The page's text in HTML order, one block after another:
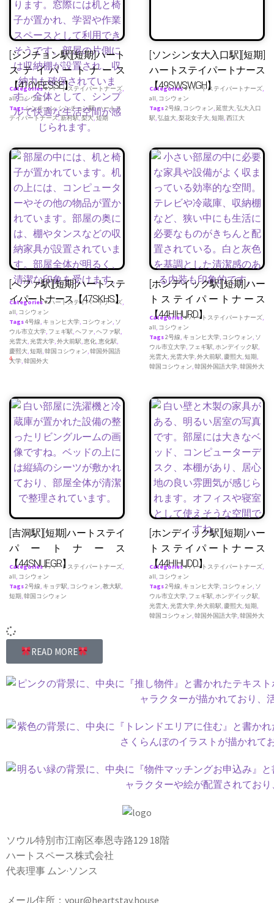
[シンチョン駅][短期]ハート
ステイパートナース
【410YEESSE】
Categories♥ ハートステイパートナーズ,
all,コシウォン
Tagsシンチョン,シンチョン駅,ハートス
テイパートナース,新村駅,梨大,短期
[ソンシン女大入口駅][短期]
ハートステイパートナース
【49SWSWGH】
Categories♥ ハートステイパートナーズ,
all, コシウォン
Tags2号線, コシウォン,延世大,弘大入口
駅,弘益大,梨花女子大,短期,西江大
[へファ駅][短期]ハートステ
イパートナース【47SKHS】
Categories♥ ハートステイパートナーズ,
all, コシウォン
Tags4号線, キョンヒ大学, コシウォン, ソ
ウル市立大学, フェギ駅,ヘファ,ヘファ駅,
光雲大,光雲大学,外大前駅,恵化,恵化駅,
慶熙大,短期,韓国コシウォン,韓国外国語
大学,韓国外大
4
[ホンデイック駅][短期]ハー
トステイパートナース
【44HIHURD】
Categories♥ ハートステイパートナーズ,
all, コシウォン
Tags2号線, キョンヒ大学, コシウォン, ソ
ウル市立大学, フェギ駅,ホンデイック駅,
光雲大,光雲大学,外大前駅, 慶熙大,短期,
韓国コシウォン,韓国外国語大学,韓国外大
[吉洞駅][短期]ハートステイ
パートナース
【44SNUEGR】
Categories♥ ハートステイパートナーズ,
all, コシウォン
Tags2号線, キョデ駅, コシウォン,教大駅,
短期,韓国コシウォン
[ホンデイック駅][短期]ハー
トステイパートナース
【44HIHUDD】
Categories♥ ハートステイパートナーズ,
all, コシウォン
Tags2号線, キョンヒ大学, コシウォン, ソ
ウル市立大学, フェギ駅,ホンデイック駅,
光雲大,光雲大学,外大前駅, 慶熙大,短期,
韓国コシウォン,韓国外国語大学,韓国外大
READ MORE
ソウル特別市江南区奉恩寺路129 18階
ハートスペース株式会社
代表理事 ムン·ソンス
メール住所：your@heartstay.house